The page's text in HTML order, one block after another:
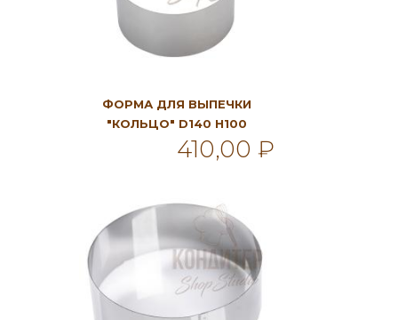
ФОРМА ДЛЯ ВЫПЕЧКИ
"КОЛЬЦО" D140 H100
410,00 ₽